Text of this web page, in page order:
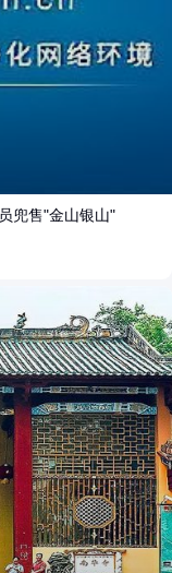
兜售"金山银山"